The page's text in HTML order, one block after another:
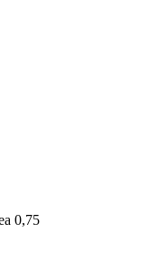
0,75